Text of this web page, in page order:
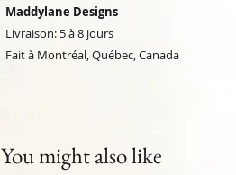
Maddylane Designs
Livraison: 5 à 8 jours
Fait à Montréal, Québec, Canada
You might also like